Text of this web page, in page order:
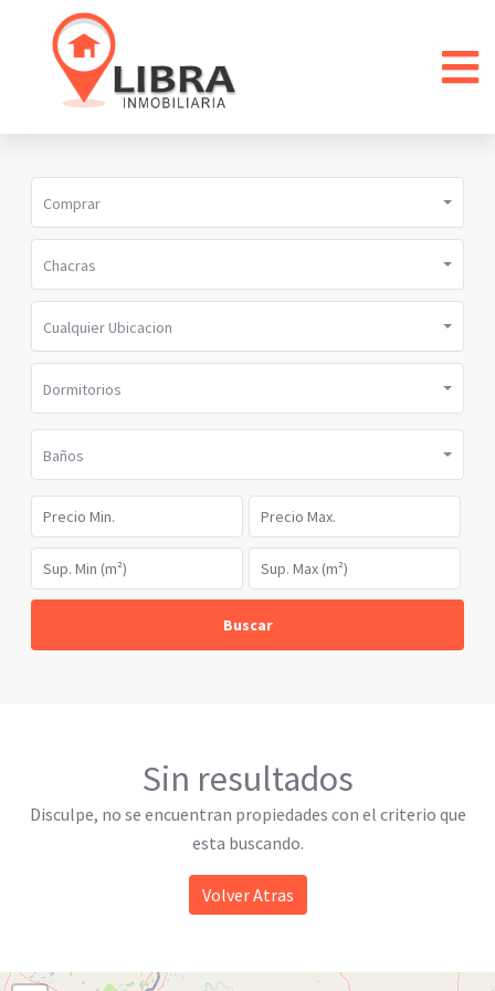
Comprar
Chacras
Cualquier Ubicacion
Dormitorios
Baños
Buscar
Sin resultados
Disculpe, no se encuentran propiedades con el criterio que
esta buscando.
Volver Atras